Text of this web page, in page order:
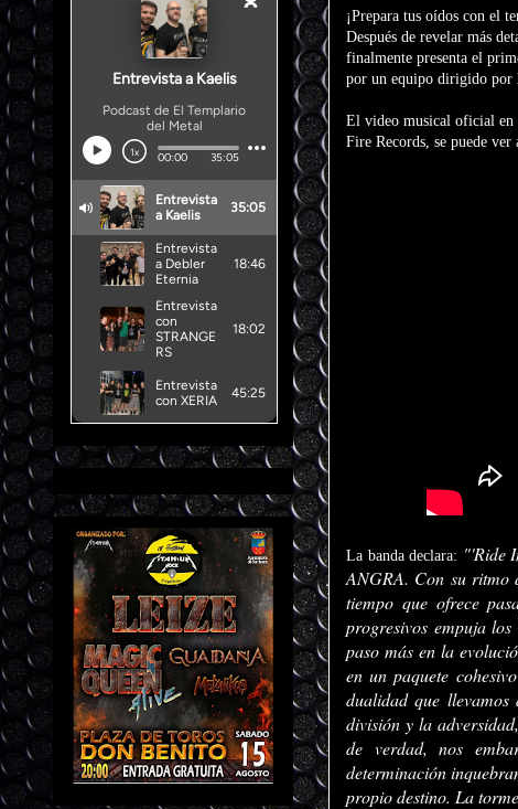
¡Prepara tus oídos con el
Después de revelar más
finalmente presenta el
por un equipo dirigido
El video musical oficial en
Fire Records, se puede
La banda declara: "'Ride
ANGRA. Con su ritmo
tiempo que ofrece
progresivos empuja
paso más en la
en un paquete
dualidad que
división y la
de verdad, nos
determinación
propio destino. La